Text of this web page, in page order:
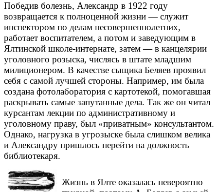
Победив болезнь, Александр в 1922 году
возвращается к полноценной жизни — служит
инспектором по делам несовершеннолетних,
работает воспитателем, а потом и заведующим в
Ялтинской школе-интернате, затем — в канцелярии
уголовного розыска, числясь в штате младшим
милиционером. В качестве сыщика Беляев проявил
себя с самой лучшей стороны. Например, им была
создана фотолаборатория с картотекой, помогавшая
раскрывать самые запутанные дела. Так же он читал
курсантам лекции по административному и
уголовному праву, был «приватным» консультантом.
Однако, нагрузка в угрозыске была слишком велика
и Александру пришлось перейти на должность
библиотекаря.
Жизнь в Ялте оказалась невероятно